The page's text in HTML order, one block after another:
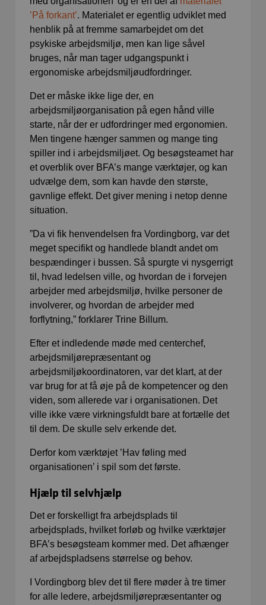
’ På forkant’. Materialet er egentlig udviklet med
henblik på at fremme samarbejdet om det
psykiske arbejdsmiljø, men kan lige såvel
bruges, når man tager udgangspunkt i
ergonomiske arbejdsmiljøudfordringer.
Det er måske ikke lige der, en
arbejdsmiljøorganisation på egen hånd ville
starte, når der er udfordringer med ergonomien.
Men tingene hænger sammen og mange ting
spiller ind i arbejdsmiljøet. Og besøgsteamet har
et overblik over BFA’s mange værktøjer, og kan
udvælge dem, som kan havde den største,
gavnlige effekt. Det giver mening i netop denne
situation.
”Da vi fik henvendelsen fra Vordingborg, var det
meget specifikt og handlede blandt andet om
bespændinger i bussen. Så spurgte vi nysgerrigt
til, hvad ledelsen ville, og hvordan de i forvejen
arbejder med arbejdsmiljø, hvilke personer de
involverer, og hvordan de arbejder med
forflytning,” forklarer Trine Billum.
Efter et indledende møde med centerchef,
arbejdsmiljørepræsentant og
arbejdsmiljøkoordinatoren, var det klart, at der
var brug for at få øje på de kompetencer og den
viden, som allerede var i organisationen. Det
ville ikke være virkningsfuldt bare at fortælle det
til dem. De skulle selv erkende det.
Derfor kom værktøjet ’Hav føling med
organisationen’ i spil som det første.
Hjælp til selvhjælp
Det er forskelligt fra arbejdsplads til
arbejdsplads, hvilket forløb og hvilke værktøjer
BFA’s besøgsteam kommer med. Det afhænger
af arbejdspladsens størrelse og behov.
I Vordingborg blev det til flere møder à tre timer
for alle ledere, arbejdsmiljørepræsentanter og